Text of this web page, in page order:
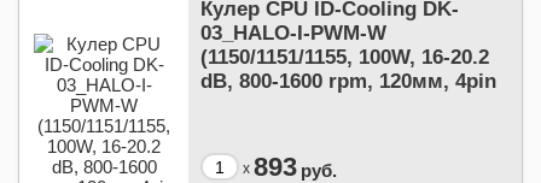
Кулер CPU ID-Cooling DK-
03_HALO-I-PWM-W
(1150/1151/1155, 100W, 16-20.2
dB, 800-1600 rpm, 120мм, 4pin
x 893 руб.